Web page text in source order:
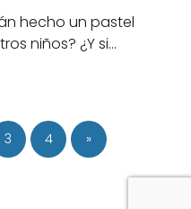
hecho un pastel
niños? ¿Y si…
3 4 »